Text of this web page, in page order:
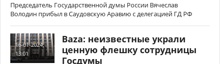
Председатель Государственной думы России Вячеслав
Володин прибыл в Саудовскую Аравию с делегацией ГД РФ
16-01-2024,
13:01
Baza: неизвестные украли
ценную флешку сотрудницы
Госдумы